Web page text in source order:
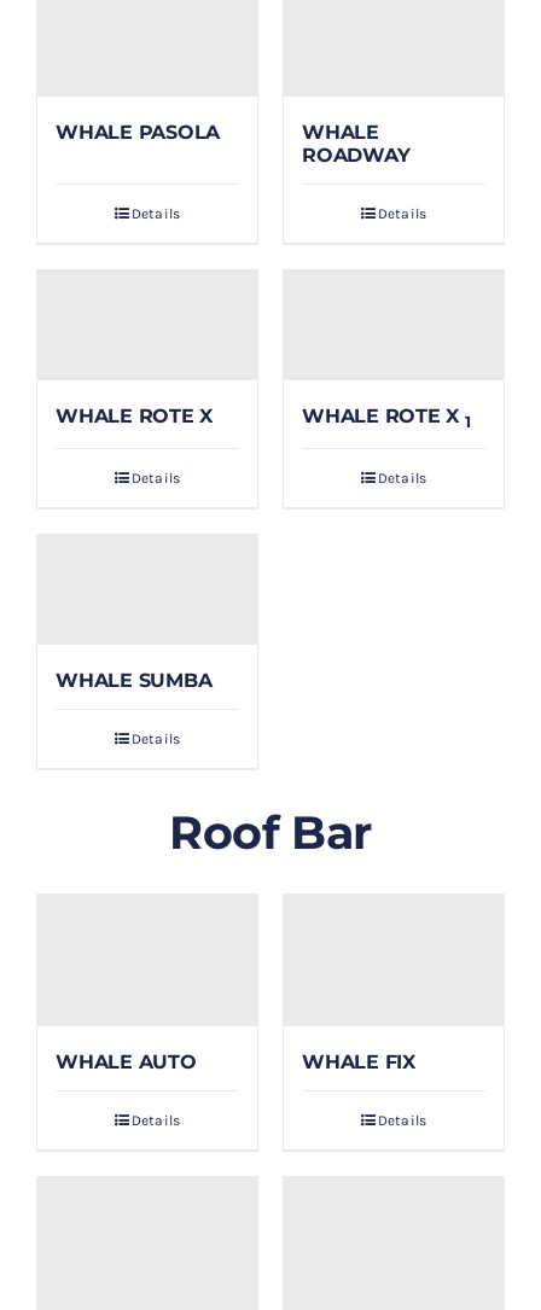
WHALE PASOLA
Details
WHALE
ROADWAY
Details
WHALE ROTE X
Details
WHALE ROTE X 1
Details
WHALE SUMBA
Details
Roof Bar
WHALE AUTO
Details
WHALE FIX
Details